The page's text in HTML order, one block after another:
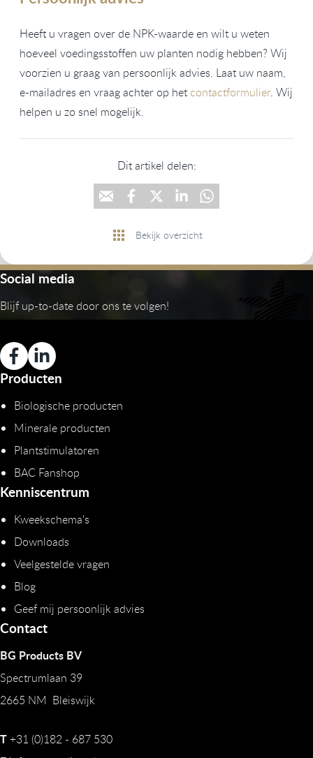
Heeft u vragen over de NPK-waarde en wilt u weten
hoeveel voedingsstoffen uw planten nodig hebben? Wij
voorzien u graag van persoonlijk advies. Laat uw naam,
e-mailadres en vraag achter op hetcontactformulier. Wij
helpen u zo snel mogelijk.
Dit artikel delen:
Bekijk overzicht
Social media
Blijf up-to-date door ons te volgen!
Producten
Biologische producten
Minerale producten
Plantstimulatoren
BAC Fanshop
Kenniscentrum
Kweekschema's
Downloads
Veelgestelde vragen
Blog
Geef mij persoonlijk advies
Contact
BG Products BV
Spectrumlaan 39
2665 NM Bleiswijk
T+31 (0)182 - 687 530